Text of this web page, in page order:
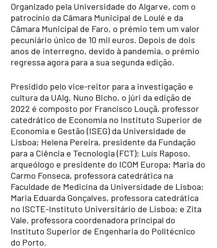
Organizado pela Universidade do Algarve, com o
patrocínio da Câmara Municipal de Loulé e da
Câmara Municipal de Faro, o prémio tem um valor
pecuniário único de 10 mil euros. Depois de dois
anos de interregno, devido à pandemia, o prémio
regressa agora para a sua segunda edição.
Presidido pelo vice-reitor para a investigação e
cultura da UAlg, Nuno Bicho, o júri da edição de
2022 é composto por Francisco Louçã, professor
catedrático de Economia no Instituto Superior de
Economia e Gestão (ISEG) da Universidade de
Lisboa; Helena Pereira, presidente da Fundação
para a Ciência e Tecnologia (FCT); Luís Raposo,
arqueólogo e presidente do ICOM Europa; Maria do
Carmo Fonseca, professora catedrática na
Faculdade de Medicina da Universidade de Lisboa;
Maria Eduarda Gonçalves, professora catedrática
no ISCTE-Instituto Universitário de Lisboa; e Zita
Vale, professora coordenadora principal do
Instituto Superior de Engenharia do Politécnico
do Porto.